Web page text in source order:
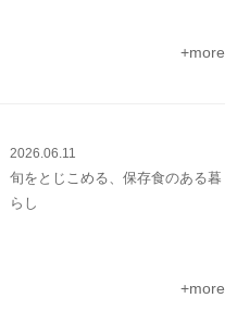
+more
2026.06.11
旬をとじこめる、保存食のある暮
らし
+more